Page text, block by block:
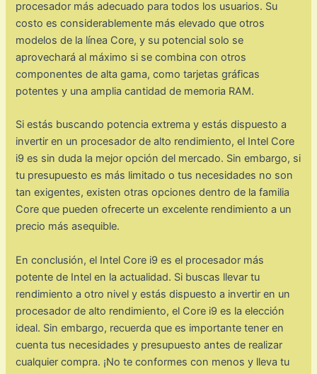
procesador más adecuado para todos los usuarios. Su
costo es considerablemente más elevado que otros
modelos de la línea Core, y su potencial solo se
aprovechará al máximo si se combina con otros
componentes de alta gama, como tarjetas gráficas
potentes y una amplia cantidad de memoria RAM.
Si estás buscando potencia extrema y estás dispuesto a
invertir en un procesador de alto rendimiento, el Intel Core
i9 es sin duda la mejor opción del mercado. Sin embargo, si
tu presupuesto es más limitado o tus necesidades no son
tan exigentes, existen otras opciones dentro de la familia
Core que pueden ofrecerte un excelente rendimiento a un
precio más asequible.
En conclusión, el Intel Core i9 es el procesador más
potente de Intel en la actualidad. Si buscas llevar tu
rendimiento a otro nivel y estás dispuesto a invertir en un
procesador de alto rendimiento, el Core i9 es la elección
ideal. Sin embargo, recuerda que es importante tener en
cuenta tus necesidades y presupuesto antes de realizar
cualquier compra. ¡No te conformes con menos y lleva tu